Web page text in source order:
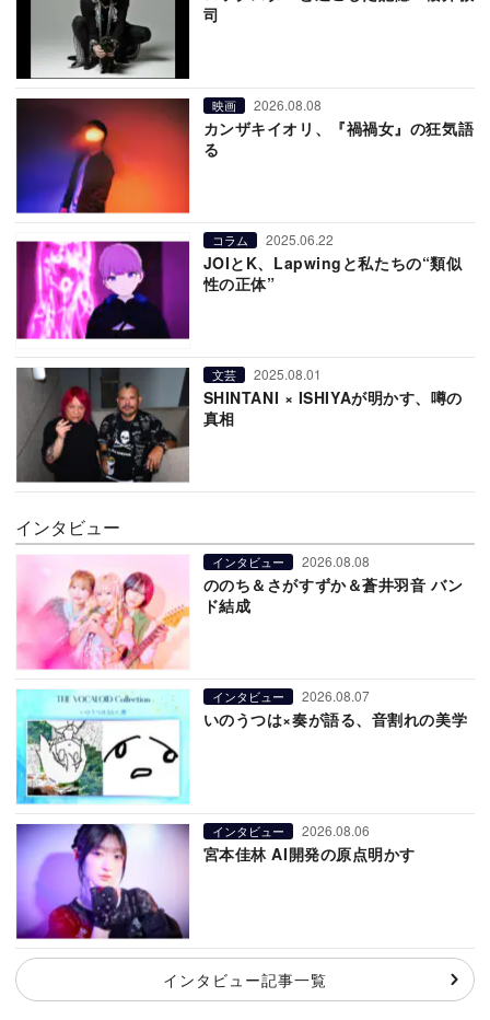
司
映画 2026.08.08
カンザキイオリ、『禍禍女』の狂気語
る
コラム 2025.06.22
JOIとK、Lapwingと私たちの“類似
性の正体”
文芸 2025.08.01
SHINTANI × ISHIYAが明かす、噂の
真相
インタビュー
インタビュー 2026.08.08
ののち＆さがすずか＆蒼井羽音 バン
ド結成
インタビュー 2026.08.07
いのうつは×奏が語る、音割れの美学
インタビュー 2026.08.06
宮本佳林 AI開発の原点明かす
インタビュー記事一覧